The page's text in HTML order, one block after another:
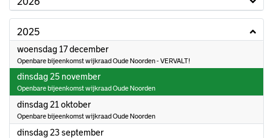
2025
woensdag 17 december2025
Openbare bijeenkomst wijkraad Oude Noorden - VERVALT!
dinsdag 25 november2025
Openbare bijeenkomst wijkraad Oude Noorden
dinsdag 21 oktober2025
Openbare bijeenkomst wijkraad Oude Noorden
dinsdag 23 september2025